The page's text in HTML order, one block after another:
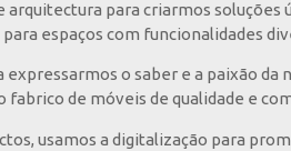
arquitectura para criarmos
espaços com funcionalidades
o saber e a paixão
fabrico de móveis de qualidade e
usamos a digitalização para